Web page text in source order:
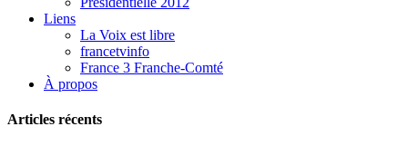
Liens
La Voix est libre
francetvinfo
France 3 Franche-Comté
À propos
Articles récents